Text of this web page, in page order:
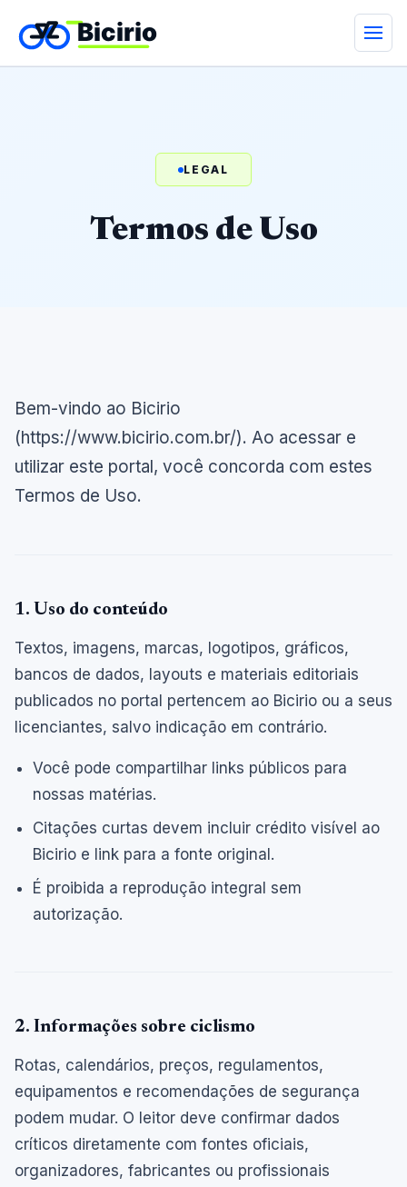
LEGAL
Termos de Uso
Bem-vindo ao Bicirio
(https://www.bicirio.com.br/). Ao acessar e
utilizar este portal, você concorda com estes
Termos de Uso.
1. Uso do conteúdo
Textos, imagens, marcas, logotipos, gráficos,
bancos de dados, layouts e materiais editoriais
publicados no portal pertencem ao Bicirio ou a seus
licenciantes, salvo indicação em contrário.
Você pode compartilhar links públicos para
nossas matérias.
Citações curtas devem incluir crédito visível ao
Bicirio e link para a fonte original.
É proibida a reprodução integral sem
autorização.
2. Informações sobre ciclismo
Rotas, calendários, preços, regulamentos,
equipamentos e recomendações de segurança
podem mudar. O leitor deve confirmar dados
críticos diretamente com fontes oficiais,
organizadores, fabricantes ou profissionais